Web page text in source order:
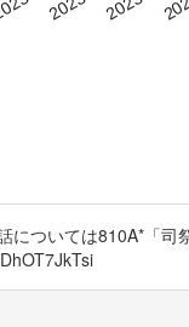
ついては810A*「司